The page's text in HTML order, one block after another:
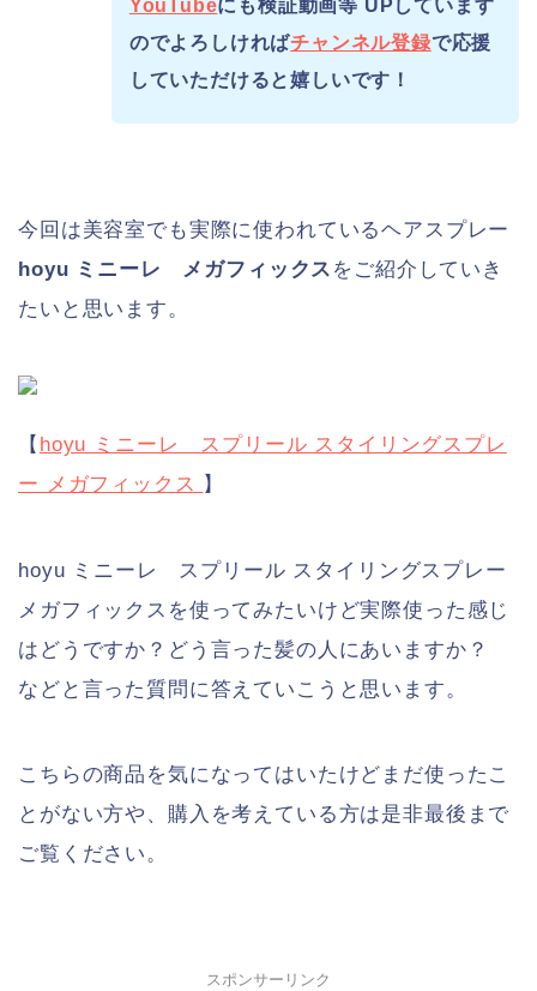
YouTubeにも検証動画等 UPしています
のでよろしければチャンネル登録で応援
していただけると嬉しいです！
今回は美容室でも実際に使われているヘアスプレー
hoyu ミニーレ メガフィックス をご紹介していき
たいと思います。
【 hoyu ミニーレ スプリール スタイリングスプレ
ー メガフィックス 】
hoyu ミニーレ スプリール スタイリングスプレー
メガフィックスを使ってみたいけど実際使った感じ
はどうですか？どう言った髪の人にあいますか？
などと言った質問に答えていこうと思います。
こちらの商品を気になってはいたけどまだ使ったこ
とがない方や、購入を考えている方は是非最後まで
ご覧ください。
スポンサーリンク